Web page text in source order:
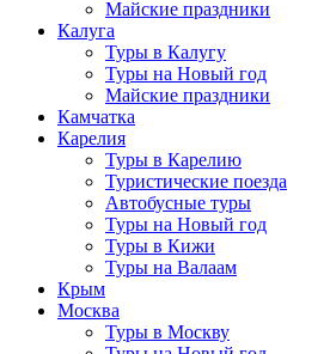
Майские праздники
Калуга
Туры в Калугу
Туры на Новый год
Майские праздники
Камчатка
Карелия
Туры в Карелию
Туристические поезда
Автобусные туры
Туры на Новый год
Туры в Кижи
Туры на Валаам
Крым
Москва
Туры в Москву